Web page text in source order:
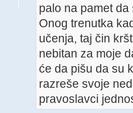
palo na pamet
Onog trenutka
učenja, taj čin
nebitan za moje
će da pišu da su
razreše svoje
pravoslavci